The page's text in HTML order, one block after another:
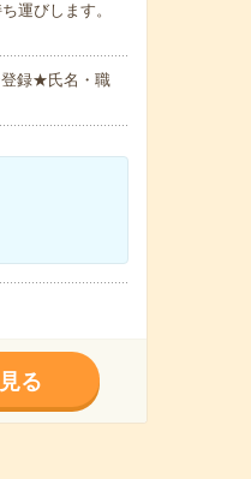
運びします。
登録★氏名・職
る